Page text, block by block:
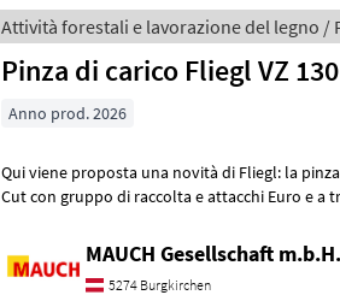
Attività forestali e lavorazione del legno /
Pinza di carico Fliegl VZ
Anno prod. 2026
Qui viene proposta una novità di Fliegl: la
Cut con gruppo di raccolta e attacchi Euro e a tre
MAUCH Gesellschaft
5274 Burgkirchen